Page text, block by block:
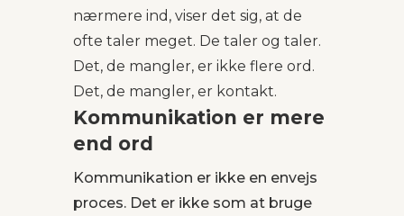
nærmere ind, viser det sig, at de
ofte taler meget. De taler og taler.
Det, de mangler, er ikke flere ord.
Det, de mangler, er kontakt.
Kommunikation er mere
end ord
Kommunikation er ikke en envejs
proces. Det er ikke som at bruge